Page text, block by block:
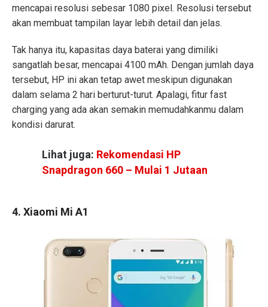
mencapai resolusi sebesar 1080 pixel. Resolusi tersebut
akan membuat tampilan layar lebih detail dan jelas.
Tak hanya itu, kapasitas daya baterai yang dimiliki
sangatlah besar, mencapai 4100 mAh. Dengan jumlah daya
tersebut, HP ini akan tetap awet meskipun digunakan
dalam selama 2 hari berturut-turut. Apalagi, fitur fast
charging yang ada akan semakin memudahkanmu dalam
kondisi darurat.
Lihat juga: Rekomendasi HP
Snapdragon 660 – Mulai 1 Jutaan
4. Xiaomi Mi A1